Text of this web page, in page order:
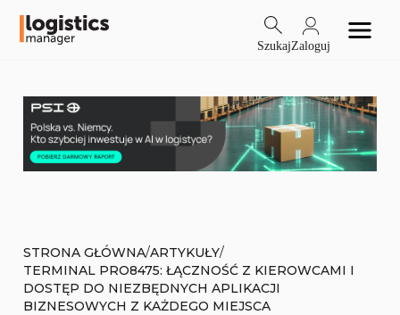
SzukajZaloguj
STRONA GŁÓWNA/ARTYKUŁY/
TERMINAL PRO8475: ŁĄCZNOŚĆ Z KIEROWCAMI I
DOSTĘP DO NIEZBĘDNYCH APLIKACJI
BIZNESOWYCH Z KAŻDEGO MIEJSCA